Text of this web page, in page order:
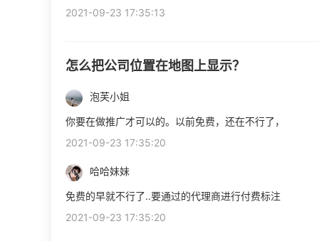
2021-09-23 17:35:13
怎么把公司位置在地图上显示？
泡芙小姐
你要在做推广才可以的。以前免费，还在不行了，
2021-09-23 17:35:20
哈哈妹妹
免费的早就不行了..要通过的代理商进行付费标注
2021-09-23 17:35:20